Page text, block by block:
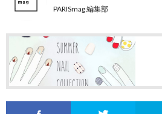
PARISmag 編集部